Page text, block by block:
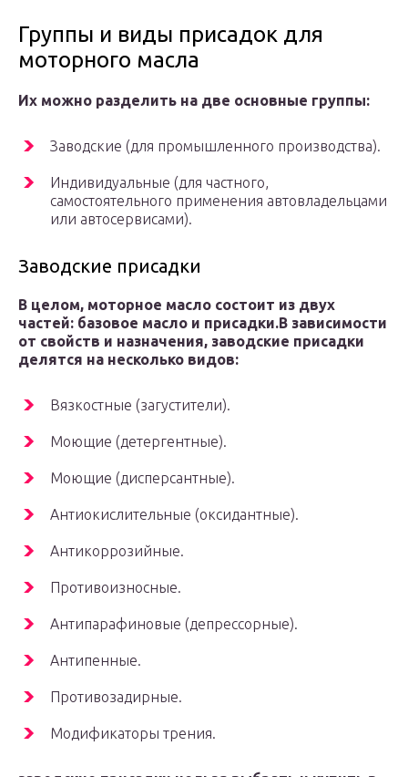
Группы и виды присадок для
моторного масла
Их можно разделить на две основные группы:
Заводские (для промышленного производства).
Индивидуальные (для частного,
самостоятельного применения автовладельцами
или автосервисами).
Заводские присадки
В целом, моторное масло состоит из двух
частей: базовое масло и присадки.В зависимости
от свойств и назначения, заводские присадки
делятся на несколько видов:
Вязкостные (загустители).
Моющие (детергентные).
Моющие (дисперсантные).
Антиокислительные (оксидантные).
Антикоррозийные.
Противоизносные.
Антипарафиновые (депрессорные).
Антипенные.
Противозадирные.
Модификаторы трения.